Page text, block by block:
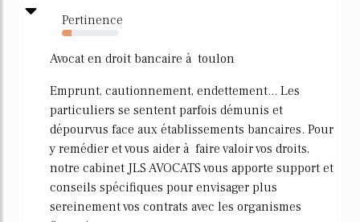
Pertinence
17%
Avocat en droit bancaire à toulon
Emprunt, cautionnement, endettement... Les
particuliers se sentent parfois démunis et
dépourvus face aux établissements bancaires. Pour
y remédier et vous aider à faire valoir vos droits,
notre cabinet JLS AVOCATS vous apporte support et
conseils spécifiques pour envisager plus
sereinement vos contrats avec les organismes